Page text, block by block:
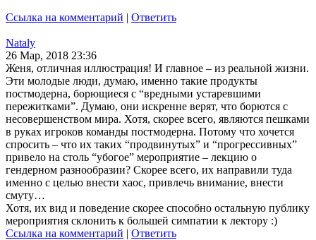
Ссылка на комментарий | Ответить
Nataly
26 Мар, 2018 23:36
Женя, отличная иллюстрация! И главное – из реальной жизни.
Эти молодые люди, думаю, именно такие продукты
постмодерна, борющиеся с “вредными устаревшими
пережитками”. Думаю, они искренне верят, что борются с
несовершенством мира. Хотя, скорее всего, являются пешками
в руках игроков команды постмодерна. Потому что хочется
спросить – что их таких “продвинутых” и “прогрессивных”
привело на столь “убогое” мероприятие – лекцию о
гендерном разнообразии? Скорее всего, их направили туда
именно с целью внести хаос, привлечь внимание, внести
смуту…
Хотя, их вид и поведение скорее способно остальную публику
мероприятия склонить к большей симпатии к лектору :)
Ссылка на комментарий | Ответить